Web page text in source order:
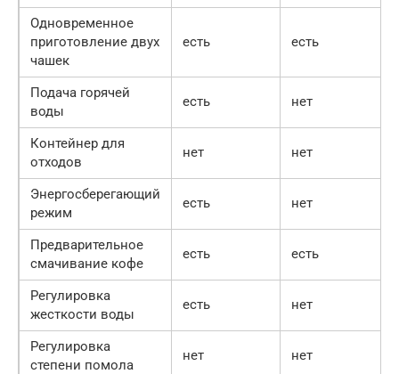
Одновременное
приготовление двух
чашек
есть есть
Подача горячей
воды
есть нет
Контейнер для
отходов
нет нет
Энергосберегающий
режим
есть нет
Предварительное
смачивание кофе
есть есть
Регулировка
жесткости воды
есть нет
Регулировка
степени помола
нет нет